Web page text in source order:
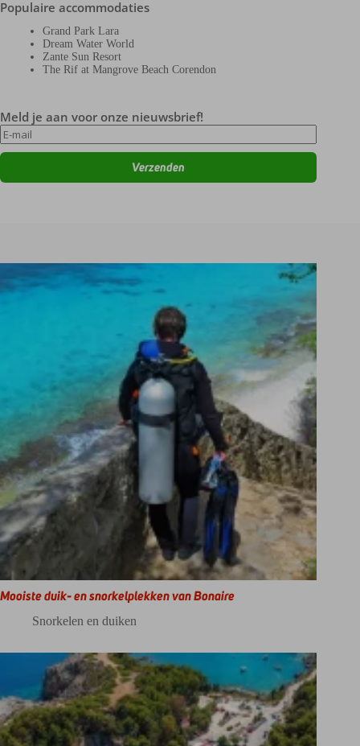
Populaire accommodaties
Grand Park Lara
Dream Water World
Zante Sun Resort
The Rif at Mangrove Beach Corendon
Meld je aan voor onze nieuwsbrief!
Mooiste duik- en snorkelplekken van Bonaire
Snorkelen en duiken